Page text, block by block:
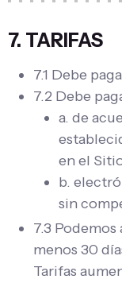
7. TARIFAS
7.1 Debe
7.2 Debe
a. de
en el
b.
sin
7.3
menos 30
Tarifas